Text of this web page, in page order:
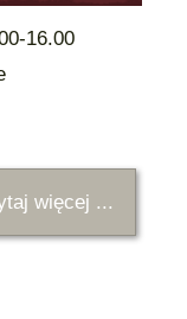
16.00
więcej ...